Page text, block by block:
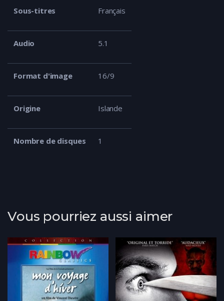
Sous-titres Français
Audio 5.1
Format d'image 16/9
Origine Islande
Nombre de disques 1
Vous pourriez aussi aimer